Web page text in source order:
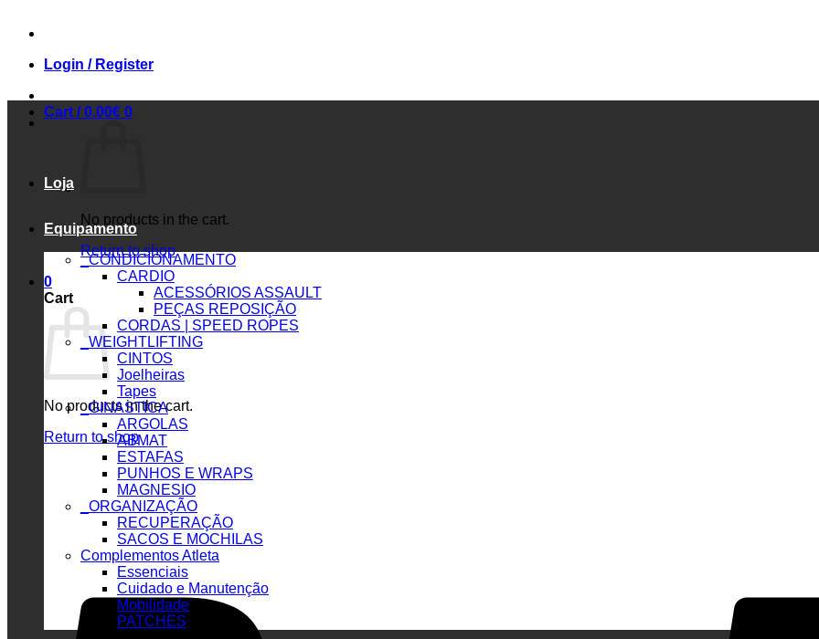
Login / Register
Cart /0.00€ 0
No products in the cart.
Return to shop
0
Cart
No products in the cart.
Return to shop
Loja
Equipamento
_CONDICIONAMENTO
CARDIO
ACESSÓRIOS ASSAULT
PEÇAS REPOSIÇÃO
CORDAS | SPEED ROPES
_WEIGHTLIFTING
CINTOS
Joelheiras
Tapes
_GINASTICA
ARGOLAS
ABMAT
ESTAFAS
PUNHOS E WRAPS
MAGNESIO
_ORGANIZAÇÃO
RECUPERAÇÃO
SACOS E MOCHILAS
Complementos Atleta
Essenciais
Cuidado e Manutenção
Mobilidade
PATCHES